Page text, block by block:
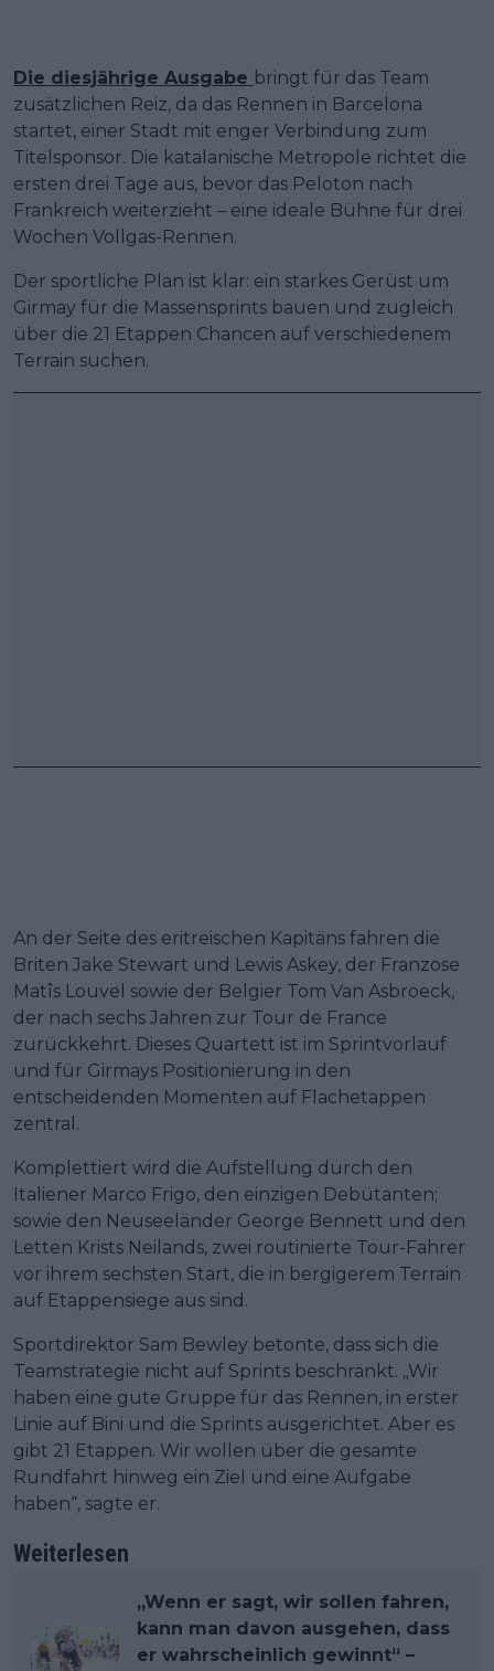
Die diesjährige Ausgabe bringt für das Team
zusätzlichen Reiz, da das Rennen in Barcelona
startet, einer Stadt mit enger Verbindung zum
Titelsponsor. Die katalanische Metropole richtet die
ersten drei Tage aus, bevor das Peloton nach
Frankreich weiterzieht – eine ideale Bühne für drei
Wochen Vollgas-Rennen.
Der sportliche Plan ist klar: ein starkes Gerüst um
Girmay für die Massensprints bauen und zugleich
über die 21 Etappen Chancen auf verschiedenem
Terrain suchen.
An der Seite des eritreischen Kapitäns fahren die
Briten Jake Stewart und Lewis Askey, der Franzose
Matîs Louvel sowie der Belgier Tom Van Asbroeck,
der nach sechs Jahren zur Tour de France
zurückkehrt. Dieses Quartett ist im Sprintvorlauf
und für Girmays Positionierung in den
entscheidenden Momenten auf Flachetappen
zentral.
Komplettiert wird die Aufstellung durch den
Italiener Marco Frigo, den einzigen Debütanten;
sowie den Neuseeländer George Bennett und den
Letten Krists Neilands, zwei routinierte Tour-Fahrer
vor ihrem sechsten Start, die in bergigerem Terrain
auf Etappensiege aus sind.
Sportdirektor Sam Bewley betonte, dass sich die
Teamstrategie nicht auf Sprints beschränkt. „Wir
haben eine gute Gruppe für das Rennen, in erster
Linie auf Bini und die Sprints ausgerichtet. Aber es
gibt 21 Etappen. Wir wollen über die gesamte
Rundfahrt hinweg ein Ziel und eine Aufgabe
haben“, sagte er.
Weiterlesen
„Wenn er sagt, wir sollen fahren,
kann man davon ausgehen, dass
er wahrscheinlich gewinnt“ –